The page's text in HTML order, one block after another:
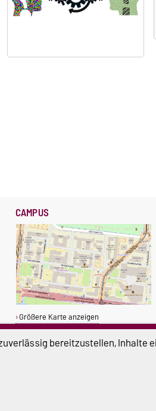
CAMPUS
Größere Karte anzeigen
bereitzustellen, Inhalte